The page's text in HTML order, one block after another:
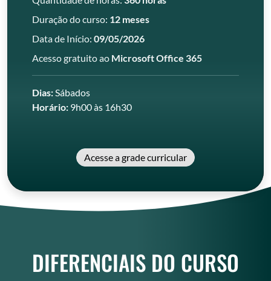
DIFERENCIAIS DO CURSO
Duração do curso: 12 meses
Data de Início: 09/05/2026
Acesso gratuito ao Microsoft Office 365
Dias: Sábados
Horário: 9h00 às 16h30
Acesse a grade curricular